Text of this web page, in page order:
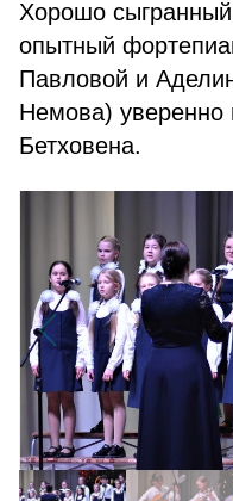
Хорошо
опытный
Павловой и
Немова)
Бетховена.